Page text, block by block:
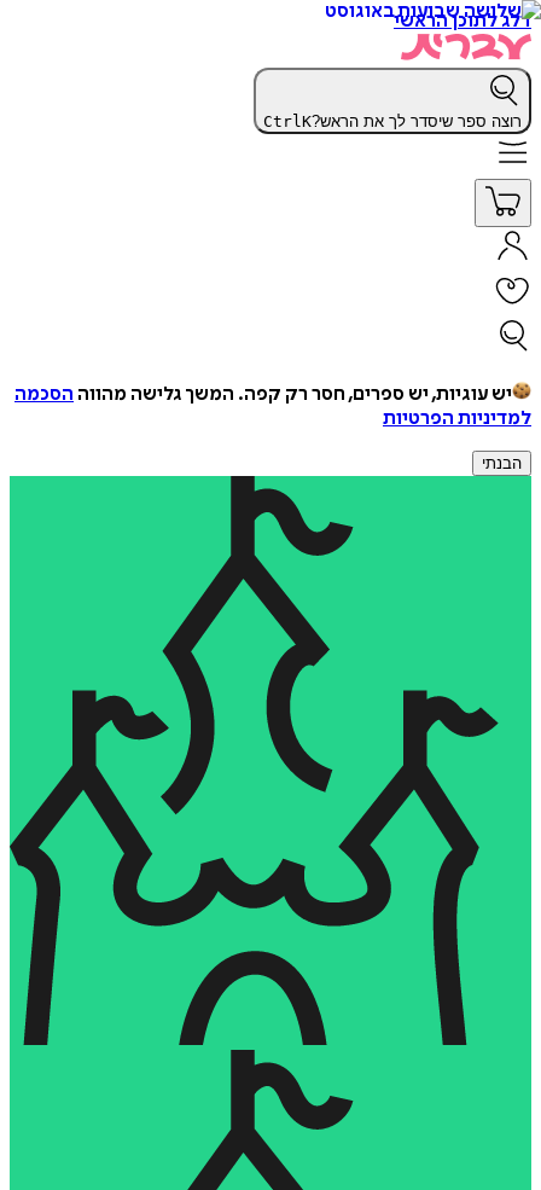
דלג לתוכן הראשי
רוצה ספר שיסדר לך את הראש? CtrlK
יש עוגיות, יש ספרים, חסר רק קפה. המשך גלישה מהווה הסכמה
למדיניות הפרטיות
הבנתי